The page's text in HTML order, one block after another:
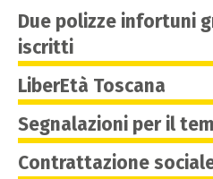
Due polizze infortuni
iscritti
LiberEtà Toscana
Segnalazioni per il
Contrattazione